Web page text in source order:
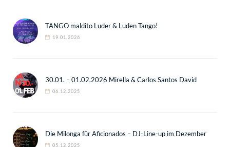
TANGO maldito Luder & Luden Tango!
19.01.2026
30.01. – 01.02.2026 Mirella & Carlos Santos David
06.12.2025
Die Milonga für Aficionados – DJ-Line-up im Dezember
05.12.2025